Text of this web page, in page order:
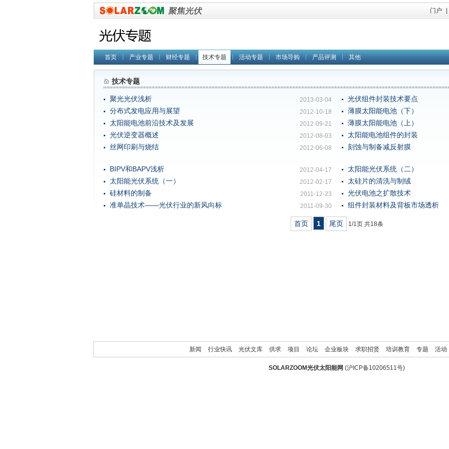
门户
首页 产业专题 财经专题 技术专题 活动专题 市场导购 产品评测 其他
技术专题
聚光光伏浅析 2013-03-04 光伏组件封装技术要点
分布式发电应用与展望 2012-10-18 薄膜太阳能电池（下）
太阳能电池前沿技术及发展 2012-09-21 薄膜太阳能电池（上）
光伏逆变器概述 2012-08-03 太阳能电池组件的封装
丝网印刷与烧结 2012-06-08 刻蚀与制备减反射膜
BIPV和BAPV浅析 2012-04-17 太阳能光伏系统（二）
太阳能光伏系统（一） 2012-02-17 太硅片的清洗与制绒
硅材料的制备 2011-12-23 光伏电池之扩散技术
准单晶技术——光伏行业的新风向标 2011-09-30 组件封装材料及背板市场透析
首页 1 尾页 1/1页 共18条
新闻 行业快讯 光伏文库 供求 项目 论坛 企业板块 求职招贤 培训教育 专题 活动
SOLARZOOM光伏太阳能网 (沪ICP备10206511号)